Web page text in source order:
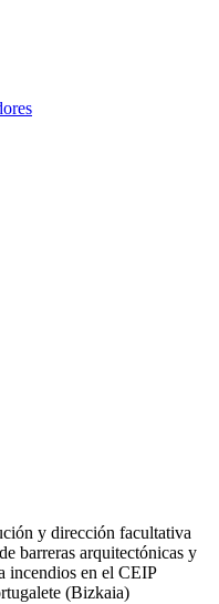
y dirección facultativa
barreras arquitectónicas y
incendios en el CEIP
(Bizkaia)